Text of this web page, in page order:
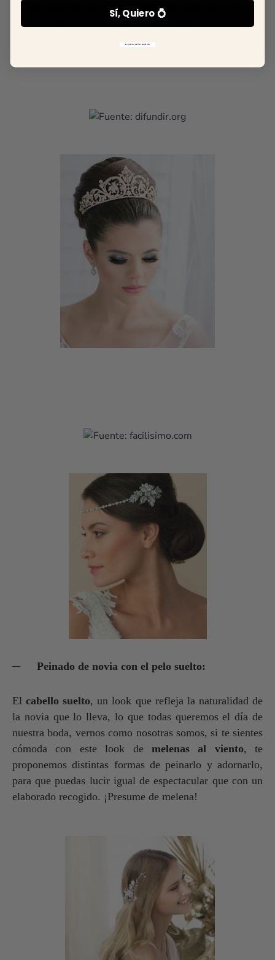
la mayoría de las novias, elegante, atrevido, sexy y
puede o no llevar algún complemento en el pelo.
Peinado de novia con el pelo suelto:
Elcabello suelto, un look que refleja la naturalidad de
la novia que lo lleva, lo que todas queremos el día de
nuestra boda, vernos como nosotras somos, si te sientes
cómoda con este look de melenas al viento, te
proponemos distintas formas de peinarlo y adornarlo,
para que puedas lucir igual de espectacular que con un
elaborado recogido. ¡Presume de melena!
Sí, Quiero 💍
No gracias, prefiero pagar más